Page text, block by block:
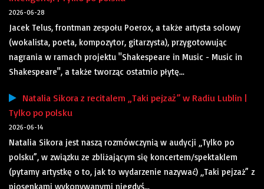
2026-06-28
Jacek Telus, frontman zespołu Poerox, a także artysta solowy
(wokalista, poeta, kompozytor, gitarzysta), przygotowując
nagrania w ramach projektu "Shakespeare in Music - Music in
Shakespeare", a także tworząc ostatnio płytę...
Natalia Sikora z recitalem „Taki pejzaż” w Radiu Lublin |
Tylko po polsku
2026-06-14
Natalia Sikora jest naszą rozmówczynią w audycji „Tylko po
polsku”, w związku ze zbliżającym się koncertem/spektaklem
(pytamy artystkę o to, jak to wydarzenie nazywać) „Taki pejzaż” z
piosenkami wykonywanymi niegdyś...